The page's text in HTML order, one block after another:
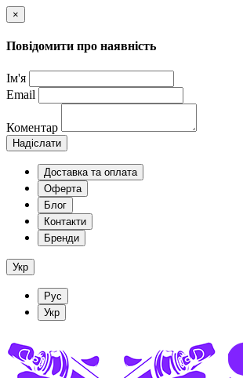
×
Повідомити про наявність
Ім'я
Email
Коментар
Надіслати
Доставка та оплата
Оферта
Блог
Контакти
Бренди
Укр
Рус
Укр